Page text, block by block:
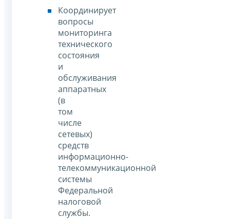
Координирует
вопросы
мониторинга
технического
состояния
и
обслуживания
аппаратных
(в
том
числе
сетевых)
средств
информационно-
телекоммуникационной
системы
Федеральной
налоговой
службы.